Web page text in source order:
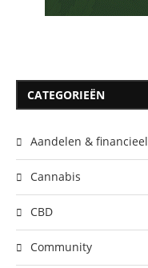
CATEGORIEËN
Aandelen & financieel
Cannabis
CBD
Community